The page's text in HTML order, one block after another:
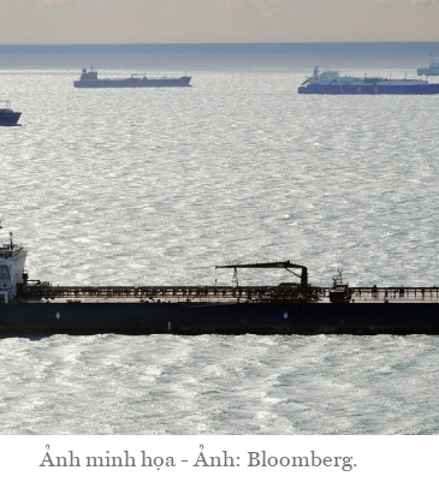
Ảnh minh họa - Ảnh: Bloomberg.